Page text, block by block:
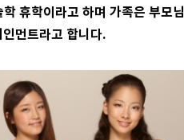
휴학이라고 하며 가족은 부모님
먼트라고 합니다.